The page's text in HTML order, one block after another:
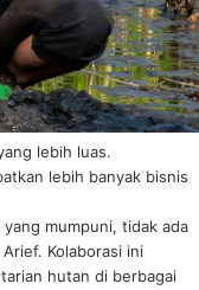
lebih luas.
lebih banyak bisnis
mumpuni, tidak ada
Kolaborasi ini
hutan di berbagai